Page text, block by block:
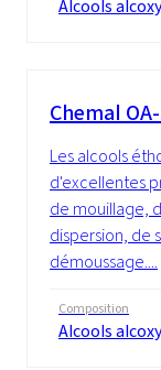
Alcools
Chemal
Les alcools
d'excellentes
de mouillage,
dispersion, de
démoussage....
Composition
Alcools